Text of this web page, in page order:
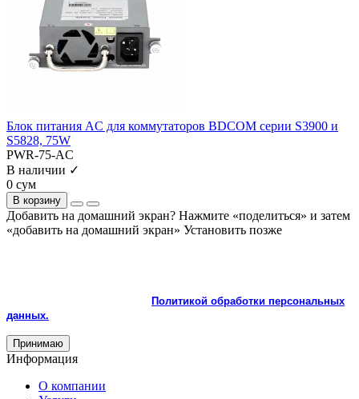
Блок питания AC для коммутаторов BDCOM серии S3900 и
S5828, 75W
PWR-75-AC
В наличии ✓
0 сум
В корзину
Добавить на домашний экран? Нажмите «поделиться» и затем
«добавить на домашний экран» Установить позже
Политикой обработки персональных
данных.
Принимаю
Информация
О компании